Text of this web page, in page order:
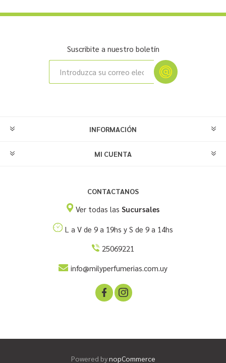
Suscribite a nuestro boletín
INFORMACIÓN
MI CUENTA
CONTACTANOS
Ver todas las Sucursales
L a V de 9 a 19hs y S de 9 a 14hs
25069221
info@milyperfumerias.com.uy
Powered bynopCommerce